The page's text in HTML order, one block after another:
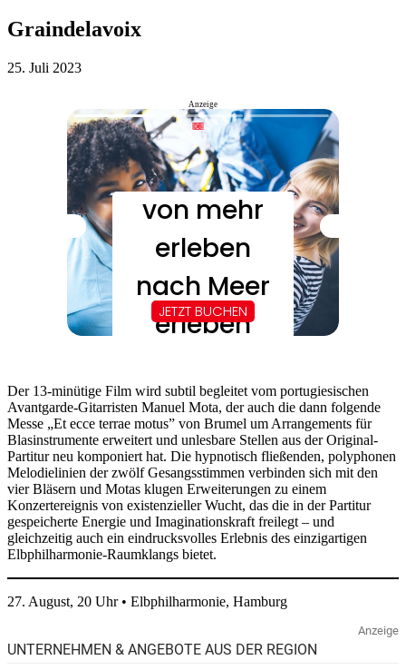
Graindelavoix
25. Juli 2023
Anzeige
Der 13-minütige Film wird subtil begleitet vom portugiesischen
Avantgarde-Gitarristen Manuel Mota, der auch die dann folgende
Messe „Et ecce terrae motus” von Brumel um Arrangements für
Blasinstrumente erweitert und unlesbare Stellen aus der Original-
Partitur neu komponiert hat. Die hypnotisch fließenden, polyphonen
Melodielinien der zwölf Gesangsstimmen verbinden sich mit den
vier Bläsern und Motas klugen Erweiterungen zu einem
Konzertereignis von existenzieller Wucht, das die in der Partitur
gespeicherte Energie und Imaginationskraft freilegt – und
gleichzeitig auch ein eindrucksvolles Erlebnis des einzigartigen
Elbphilharmonie-Raumklangs bietet.
27. August, 20 Uhr • Elbphilharmonie, Hamburg